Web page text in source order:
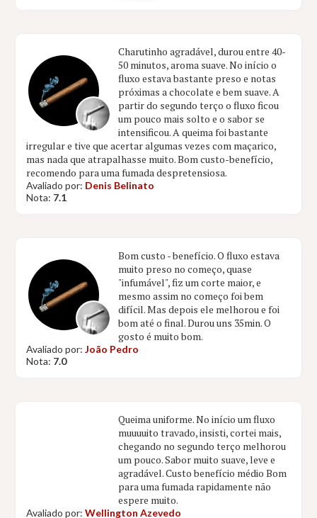
Charutinho agradável, durou entre 40-
50 minutos, aroma suave. No início o
fluxo estava bastante preso e notas
próximas a chocolate e bem suave. A
partir do segundo terço o fluxo ficou
um pouco mais solto e o sabor se
intensificou. A queima foi bastante
irregular e tive que acertar algumas vezes com maçarico,
mas nada que atrapalhasse muito. Bom custo-benefício,
recomendo para uma fumada despretensiosa.
Avaliado por: Denis Belinato
Nota: 7.1
Bom custo - benefício. O fluxo estava
muito preso no começo, quase
"infumável", fiz um corte maior, e
mesmo assim no começo foi bem
difícil. Mas depois ele melhorou e foi
bom até o final. Durou uns 35min. O
gosto é muito bom.
Avaliado por:João Pedro
Nota: 7.0
Queima uniforme. No início um fluxo
muuuuito travado, insisti, cortei mais,
chegando no segundo terço melhorou
um pouco. Sabor muito suave, leve e
agradável. Custo benefício médio Bom
para uma fumada rapidamente não
espere muito.
Avaliado por:Wellington Azevedo